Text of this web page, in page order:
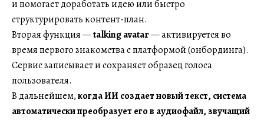
и помогает доработать идею или быстро
структурировать контент-план.
Вторая функция —talking avatar— активируется во
время первого знакомства с платформой (онбординга).
Сервис записывает и сохраняет образец голоса
пользователя.
В дальнейшем,когда ИИ создает новый текст, система
автоматически преобразует его в аудиофайл, звучащий